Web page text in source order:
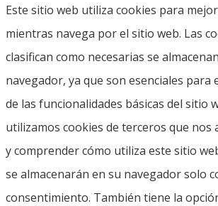
Este sitio web utiliza cookies para
mientras navega por el sitio web. Las
clasifican como necesarias se
navegador, ya que son esenciales para
de las funcionalidades básicas del sitio
utilizamos cookies de terceros que nos
y comprender cómo utiliza este sitio
se almacenarán en su navegador solo
consentimiento. También tiene la